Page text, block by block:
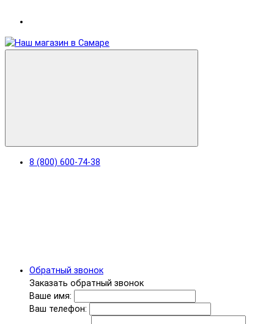
8 (800) 600-74-38
Обратный звонок
Заказать обратный звонок
Ваше имя:
Ваш телефон: